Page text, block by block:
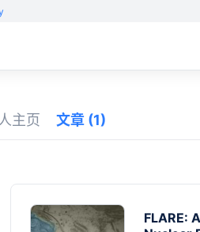
主页 文章 (1)
FLARE: